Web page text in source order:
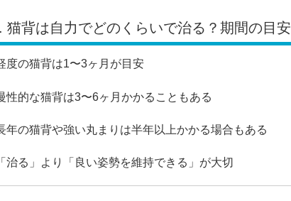
猫背は自力でどのくらいで治る？期間の目安
度の猫背は1〜3ヶ月が目安
性的な猫背は3〜6ヶ月かかることもある
年の猫背や強い丸まりは半年以上かかる場合もある
治る」より「良い姿勢を維持できる」が大切